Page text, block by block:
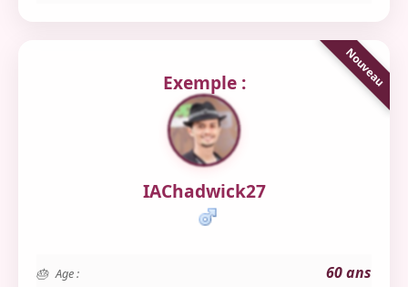
Exemple :
IAChadwick27
Age : 60 ans